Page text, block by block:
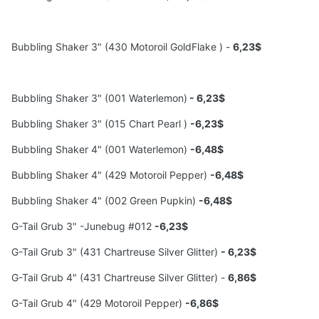
Bubbling Shaker 3" (430 Motoroil GoldFlake ) - 6,23$
Bubbling Shaker 3" (001 Waterlemon) - 6,23$
Bubbling Shaker 3" (015 Chart Pearl ) -6,23$
Bubbling Shaker 4" (001 Waterlemon) -6,48$
Bubbling Shaker 4" (429 Motoroil Pepper) -6,48$
Bubbling Shaker 4" (002 Green Pupkin) -6,48$
G-Tail Grub 3" -Junebug #012 -6,23$
G-Tail Grub 3" (431 Chartreuse Silver Glitter) - 6,23$
G-Tail Grub 4" (431 Chartreuse Silver Glitter) - 6,86$
G-Tail Grub 4" (429 Motoroil Pepper) -6,86$